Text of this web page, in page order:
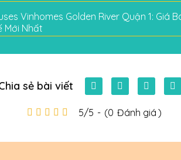
Vinhomes Golden River Quận 1: Giá
Mới Nhất
sẻ bài viết
5/5 - (0 Đánh giá )